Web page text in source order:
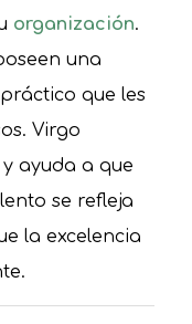
organización.
una
que les
Virgo
ayuda a que
se refleja
la excelencia